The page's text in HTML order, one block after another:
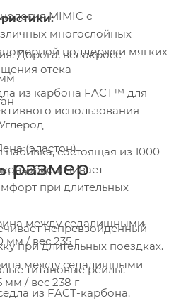
MIMIC с
многослойных
поддержки мягких
отека
из карбона FACT™ для
использования
набивка, состоящая из 1000
обеспечивает
при длительных
непревзойденный
при длительных поездках.
титановые рейлы.
из FACT-карбона.
Дорога, велокросс
(эластон)
пластик
размер
между седалищными
мм / вес 235 г
между седалищными
мм / вес 238 г